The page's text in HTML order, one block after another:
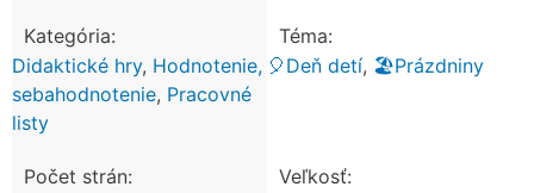
Kategória:
Didaktické hry, Hodnotenie,
sebahodnotenie, Pracovné
listy
Téma:
🎈Deň detí, 🏖️Prázdniny
Počet strán:
Veľkosť: